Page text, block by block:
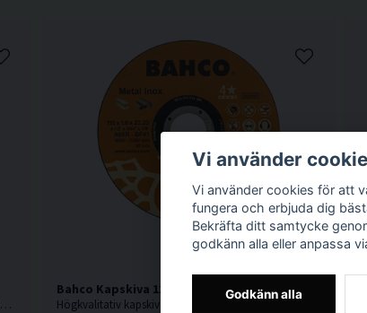
Borrsats med stegborrar innehållande 3 delar från Bahco.
Bahco Kapskiva 125x1,0mm f. Metall & Rostfritt 5-
Vi använder
Vi använder cookies för att
fungera och erbjuda dig
Bekräfta ditt samtycke
godkänn alla eller anpassa
Godkänn alla